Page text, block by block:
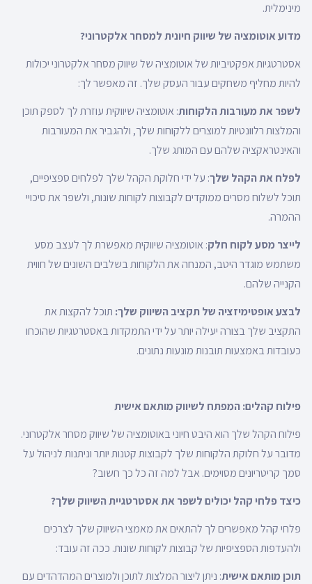
מינימלית.
מדוע אוטומציה של שיווק חיונית למסחר אלקטרוני?
אסטרטגיות אפקטיביות של אוטומציה של שיווק מסחר אלקטרוני יכולות
להיות מחליף משחקים עבור העסק שלך. זה מאפשר לך:
לשפר את מעורבות הלקוחות: אוטומציה שיווקית עוזרת לך לספק תוכן
והמלצות רלוונטיות למוצרים ללקוחות שלך, ולהגביר את המעורבות
והאינטראקציה שלהם עם המותג שלך.
לפלח את הקהל שלך: על ידי חלוקת הקהל שלך לפלחים ספציפיים,
תוכל לשלוח מסרים ממוקדים לקבוצות לקוחות שונות, ולשפר את סיכויי
ההמרה.
לייצר מסע לקוח חלק: אוטומציה שיווקית מאפשרת לך לעצב מסע
משתמש מוגדר היטב, המנחה את הלקוחות בשלבים השונים של חווית
הקנייה שלהם.
לבצע אופטימיזציה של תקציב השיווק שלך: תוכל להקצות את
התקציב שלך בצורה יעילה יותר על ידי התמקדות באסטרטגיות שהוכחו
כעובדות באמצעות תובנות מונעות נתונים.
פילוח קהלים: המפתח לשיווק מותאם אישית
פילוח הקהל שלך הוא היבט חיוני באוטומציה של שיווק מסחר אלקטרוני.
מדובר על חלוקת הלקוחות שלך לקבוצות קטנות יותר וניתנות לניהול על
סמך קריטריונים מסוימים. אבל למה זה כל כך חשוב?
כיצד פלחי קהל יכולים לשפר את אסטרטגיית השיווק שלך?
פלחי קהל מאפשרים לך להתאים את מאמצי השיווק שלך לצרכים
ולהעדפות הספציפיות של קבוצות לקוחות שונות. ככה זה עובד:
תוכן מותאם אישית: ניתן ליצור המלצות לתוכן ולמוצרים המהדהדים עם